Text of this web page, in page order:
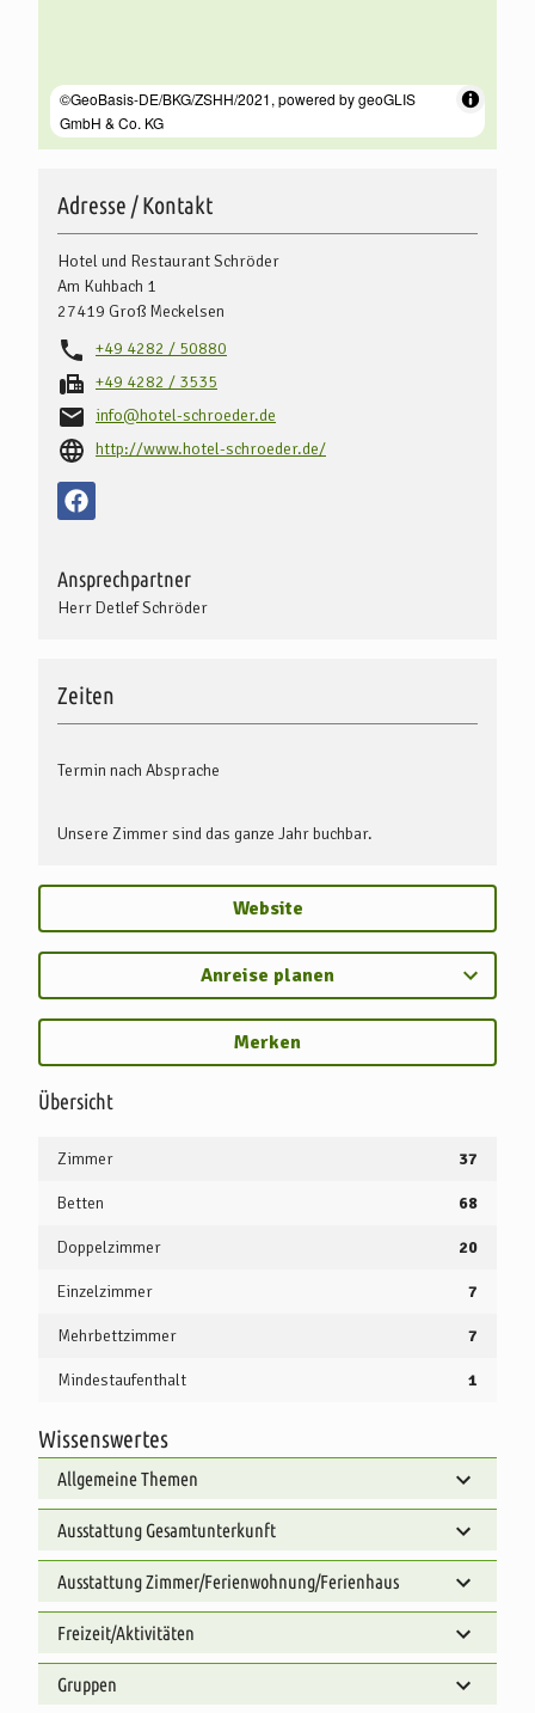
Übersicht
Zimmer 37
Betten 68
Doppelzimmer 20
Einzelzimmer 7
Mehrbettzimmer 7
Mindestaufenthalt 1
Wissenswertes
Allgemeine Themen
Ausstattung Gesamtunterkunft
Ausstattung Zimmer/Ferienwohnung/Ferienhaus
Freizeit/Aktivitäten
Gruppen
Adresse / Kontakt
Hotel und Restaurant Schröder
Am Kuhbach 1
27419 Groß Meckelsen
+49 4282 / 50880
+49 4282 / 3535
info@hotel-schroeder.de
http://www.hotel-schroeder.de/
Ansprechpartner
Herr Detlef Schröder
Zeiten
Termin nach Absprache
Unsere Zimmer sind das ganze Jahr buchbar.
Website
Anreise planen
Merken